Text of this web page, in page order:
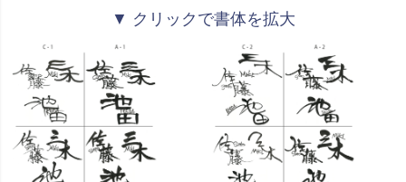
▼ クリックで書体を拡大